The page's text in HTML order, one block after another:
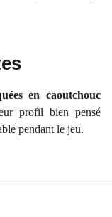
en caoutchouc
profil bien pensé
pendant le jeu.